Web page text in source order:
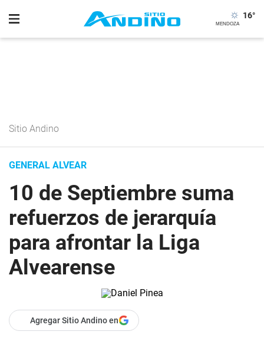
16°
Sitio Andino
GENERAL ALVEAR
10 de Septiembre suma
refuerzos de jerarquía
para afrontar la Liga
Alvearense
Agregar Sitio Andino en